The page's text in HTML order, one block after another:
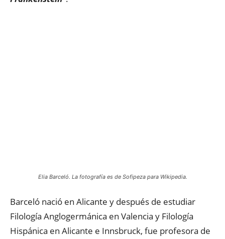
Elia Barceló. La fotografía es de Sofipeza para Wikipedia.
Barceló nació en Alicante y después de estudiar
Filología Anglogermánica en Valencia y Filología
Hispánica en Alicante e Innsbruck, fue profesora de